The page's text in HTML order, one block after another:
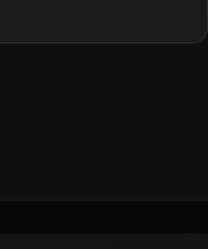
spazio interno e